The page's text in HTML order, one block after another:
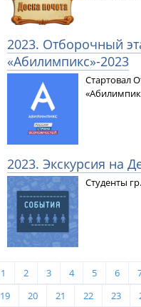
2023. Отборочный
«Абилимпикс»-2023
Стартовал
2023. Экскурсия на
Студенты
1 2 3 4 5 6
19 20 21 22 23